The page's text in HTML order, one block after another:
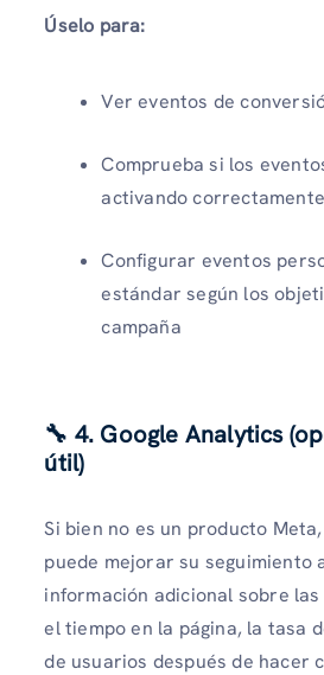
Úselo para:
Ver eventos de
Comprueba si los
activando correctamente
Configurar eventos
estándar según los
campaña
🔧 4. Google Analytics
útil)
Si bien no es un producto
puede mejorar su seguimiento
información adicional sobre
el tiempo en la página, la tasa
de usuarios después de hacer